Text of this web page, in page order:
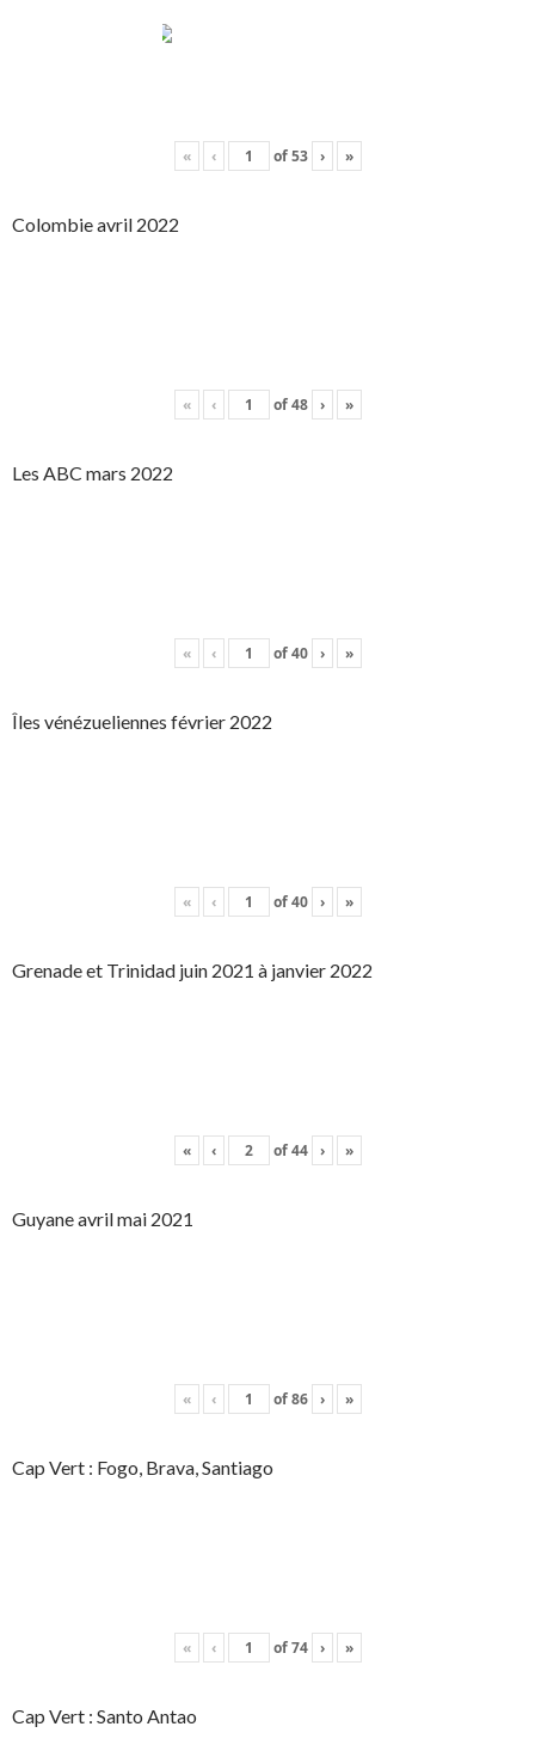
« ‹ of53 › »
Colombie avril 2022
« ‹ of48 › »
Les ABC mars 2022
« ‹ of40 › »
Îles vénézueliennes février 2022
« ‹ of40 › »
Grenade et Trinidad juin 2021 à janvier 2022
« ‹ of44 › »
Guyane avril mai 2021
« ‹ of86 › »
Cap Vert : Fogo, Brava, Santiago
« ‹ of74 › »
Cap Vert : Santo Antao